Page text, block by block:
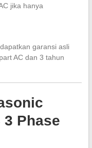
jika hanya
garansi asli
AC dan 3 tahun
3 Phase